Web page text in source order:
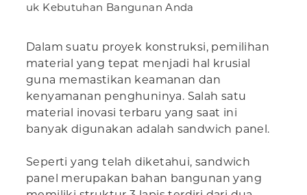
uk Kebutuhan Bangunan Anda
Dalam suatu proyek konstruksi, pemilihan
material yang tepat menjadi hal krusial
guna memastikan keamanan dan
kenyamanan penghuninya. Salah satu
material inovasi terbaru yang saat ini
banyak digunakan adalah sandwich panel.
Seperti yang telah diketahui, sandwich
panel merupakan bahan bangunan yang